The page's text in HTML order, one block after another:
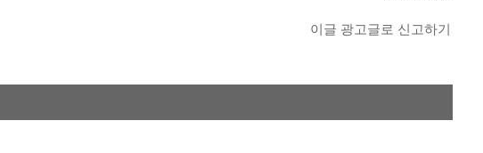
이글 광고글로 신고하기